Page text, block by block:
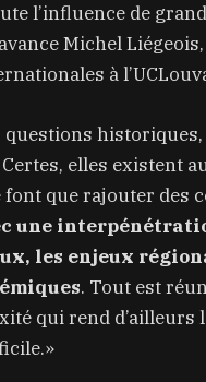
l’influence de
Michel
à
questions
elles existent
font que rajouter des
une
les enjeux
. Tout est
qui rend d’ailleurs